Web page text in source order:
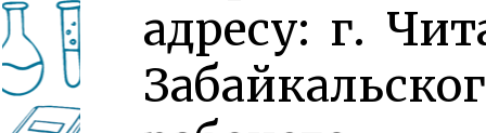
адресу: г.